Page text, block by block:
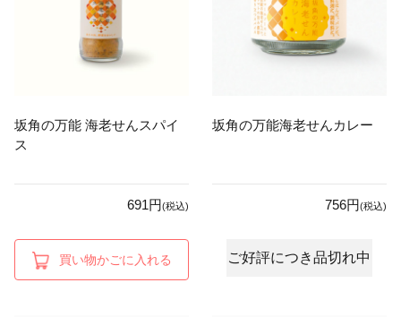
坂角の万能 海老せんスパイ
ス
691円(税込)
買い物かごに入れる
坂角の万能海老せんカレー
756円(税込)
ご好評につき品切れ中